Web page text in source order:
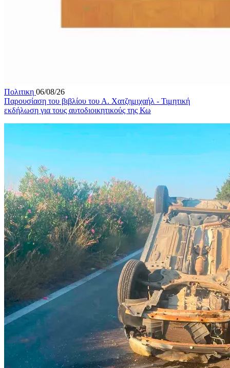
Πολιτικη 06/08/26
Παρουσίαση του βιβλίου του Α. Χατζημιχαήλ - Τιμητική
εκδήλωση για τους αυτοδιοικητικούς της Κω